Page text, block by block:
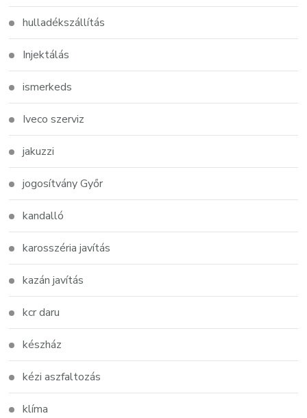
hulladékszállítás
Injektálás
ismerkeds
Iveco szerviz
jakuzzi
jogosítvány Győr
kandalló
karosszéria javítás
kazán javítás
kcr daru
készház
kézi aszfaltozás
klíma